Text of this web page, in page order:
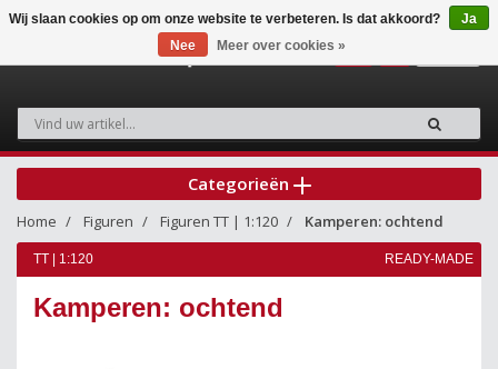
Categorieën
Home Figuren Figuren TT | 1:120 Kamperen: ochtend
TT | 1:120 READY-MADE
Kamperen: ochtend
Wij slaan cookies op om onze website te verbeteren. Is dat akkoord?
Ja
Nee
Meer over cookies »